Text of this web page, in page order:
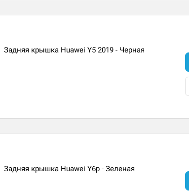
Задняя крышка Huawei Y5 2019 - Черная
Задняя крышка Huawei Y6p - Зеленая